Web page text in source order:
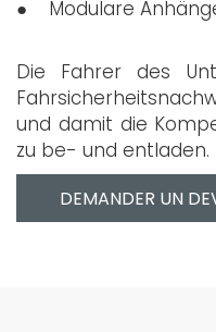
● Modulare
Die Fahrer des
und damit die
zu be- und entladen.
DEMANDER UN